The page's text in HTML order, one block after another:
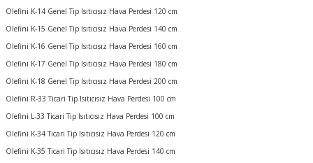
Olefini K-14 Genel Tip Isıtıcısız Hava Perdesi 120 cm
Olefini K-15 Genel Tip Isıtıcısız Hava Perdesi 140 cm
Olefini K-16 Genel Tip Isıtıcısız Hava Perdesi 160 cm
Olefini K-17 Genel Tip Isıtıcısız Hava Perdesi 180 cm
Olefini K-18 Genel Tip Isıtıcısız Hava Perdesi 200 cm
Olefini R-33 Ticari Tip Isıtıcısız Hava Perdesi 100 cm
Olefini L-33 Ticari Tip Isıtıcısız Hava Perdesi 100 cm
Olefini K-34 Ticari Tip Isıtıcısız Hava Perdesi 120 cm
Olefini K-35 Ticari Tip Isıtıcısız Hava Perdesi 140 cm